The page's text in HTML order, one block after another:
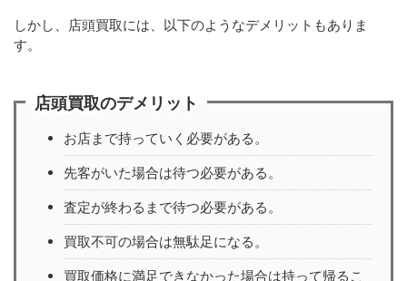
しかし、店頭買取には、以下のようなデメリットもありま
す。
店頭買取のデメリット
お店まで持っていく必要がある。
先客がいた場合は待つ必要がある。
査定が終わるまで待つ必要がある。
買取不可の場合は無駄足になる。
買取価格に満足できなかった場合は持って帰るこ